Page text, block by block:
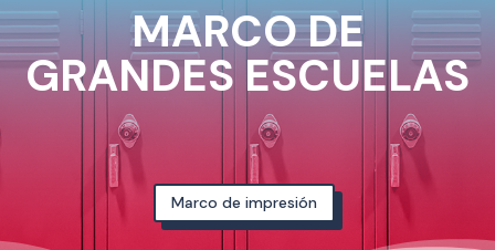
MARCO DE
GRANDES ESCUELAS
Marco de impresión